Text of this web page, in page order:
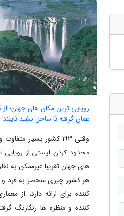
رویایی ترین مکان های جهان؛
عمان گرفته تا ساحل سفید تایلند
وقتی 193 کشور بسیار
محدود کردن لیستی از رویایی
های جهان تقریبا غیرممکن به
هر کشور چیزی منحصر به فرد و
کننده برای ارائه دارد، از
کننده و منظره ها رنگارنگ